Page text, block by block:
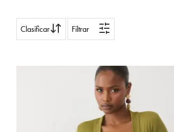
Clasificar Filtrar